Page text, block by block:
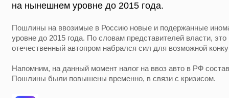
на нынешнем уровне до 2015 года.
Пошлины на ввозимые в Россию новые и подержанные
уровне до 2015 года. По словам представителей власти,
отечественный автопром набрался сил для возможной
Напомним, на данный момент налог на ввоз авто в РФ
Пошлины были повышены временно, в связи с кризисом.